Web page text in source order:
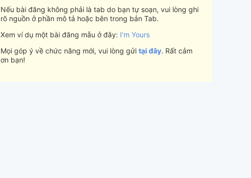
Nếu bài đăng không phải là tab do bạn tự soạn, vui lòng ghi
rõ nguồn ở phần mô tả hoặc bên trong bản Tab.
Xem ví dụ một bài đăng mẫu ở đây: I'm Yours
Mọi góp ý về chức năng mới, vui lòng gửi tại đây. Rất cảm
ơn bạn!